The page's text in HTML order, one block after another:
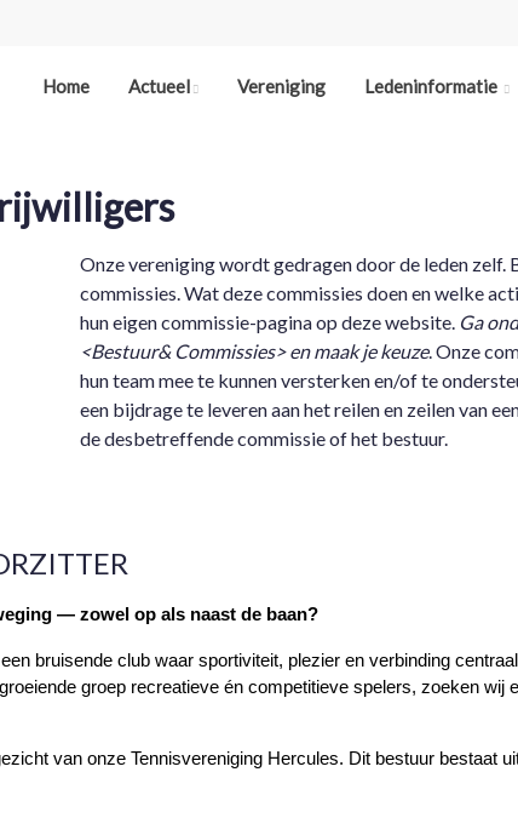
Home Actueel Vereniging Ledeninformatie
Onze vereniging wordt gedragen door de leden zelf.
commissies. Wat deze commissies doen en welke
hun eigen commissie-pagina op deze website. Ga
<Bestuur& Commissies> en maak je keuze. Onze
hun team mee te kunnen versterken en/of te
een bijdrage te leveren aan het reilen en zeilen van
de desbetreffende commissie of het bestuur.
— zowel op als naast de baan?
bruisende club waar sportiviteit, plezier en verbinding
groep recreatieve én competitieve spelers, zoeken
van onze Tennisvereniging Hercules. Dit bestuur bestaat